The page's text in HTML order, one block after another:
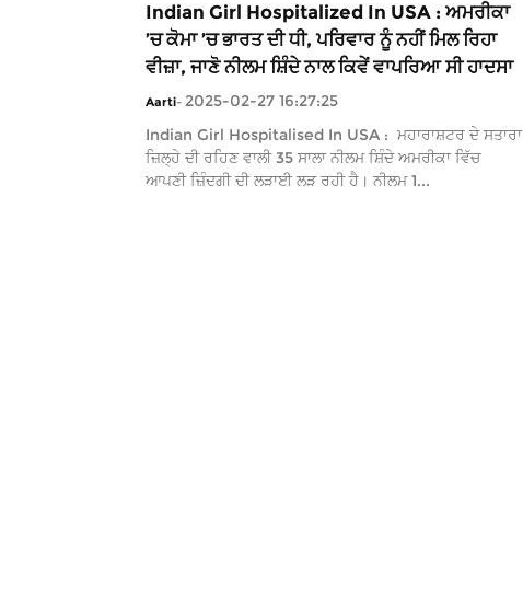
Indian Girl Hospitalized In USA : ਅਮਰੀਕਾ
’ਚ ਕੋਮਾ ’ਚ ਭਾਰਤ ਦੀ ਧੀ, ਪਰਿਵਾਰ ਨੂੰ ਨਹੀਂ ਮਿਲ ਰਿਹਾ
ਵੀਜ਼ਾ, ਜਾਣੋ ਨੀਲਮ ਸ਼ਿੰਦੇ ਨਾਲ ਕਿਵੇਂ ਵਾਪਰਿਆ ਸੀ ਹਾਦਸਾ
Aarti- 2025-02-27 16:27:25
Indian Girl Hospitalised In USA : ਮਹਾਰਾਸ਼ਟਰ ਦੇ ਸਤਾਰਾ
ਜ਼ਿਲ੍ਹੇ ਦੀ ਰਹਿਣ ਵਾਲੀ 35 ਸਾਲਾ ਨੀਲਮ ਸ਼ਿੰਦੇ ਅਮਰੀਕਾ ਵਿੱਚ
ਆਪਣੀ ਜ਼ਿੰਦਗੀ ਦੀ ਲੜਾਈ ਲੜ ਰਹੀ ਹੈ। ਨੀਲਮ 1...